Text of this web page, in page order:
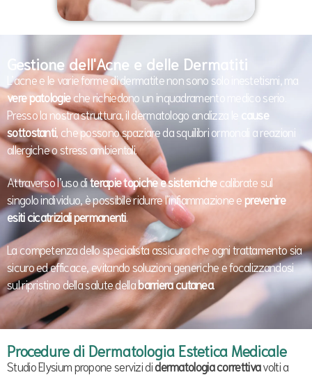
Gestione dell'Acne e delle Dermatiti
L’acne e le varie forme di dermatite non sono solo inestetismi, ma
vere patologieche richiedono un inquadramento medico serio.
Presso la nostra struttura, il dermatologo analizza le
cause
sottostanti, che possono spaziare da squilibri ormonali a reazioni
allergiche o stress ambientali.
Attraverso l’uso diterapie topiche e sistemichecalibrate sul
singolo individuo, è possibile ridurre l’infiammazione eprevenire
esiti cicatriziali permanenti.
La competenza dello specialista assicura che ogni trattamento sia
sicuro ed efficace, evitando soluzioni generiche e focalizzandosi
sul ripristino della salute dellabarriera cutanea.
Procedure di Dermatologia Estetica Medicale
Studio Elysium propone servizi didermatologia correttivavolti a